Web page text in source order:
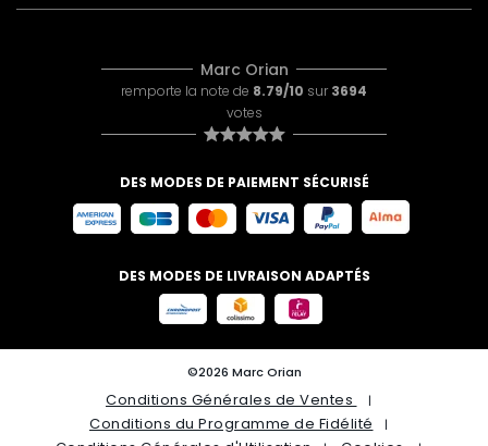
Marc Orian
remporte la note de 8.79/10 sur 3694
votes
DES MODES DE PAIEMENT SÉCURISÉ
DES MODES DE LIVRAISON ADAPTÉS
©2026 Marc Orian
Conditions Générales de Ventes
Conditions du Programme de Fidélité